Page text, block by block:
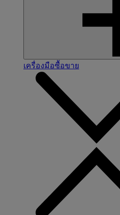
เครื่องมือซื้อขาย